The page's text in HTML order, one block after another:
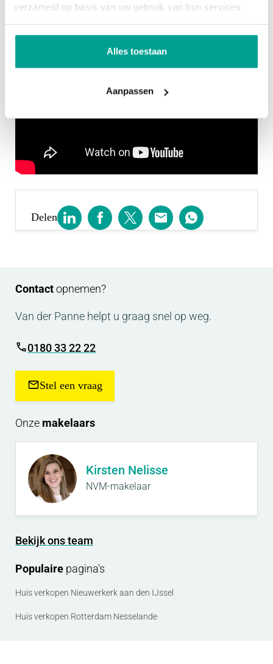
verzameld op basis van uw gebruik van hun services.
Alles toestaan
Aanpassen
Klik hier om een afspraak te maken
Delen
Contactopnemen?
Van der Panne helpt u graag snel op weg.
0180 33 22 22
Stel een vraag
Onze makelaars
Kirsten Nelisse
NVM-makelaar
Bekijk ons team
Populaire pagina's
Huis verkopen Nieuwerkerk aan den IJssel
Huis verkopen Rotterdam Nesselande